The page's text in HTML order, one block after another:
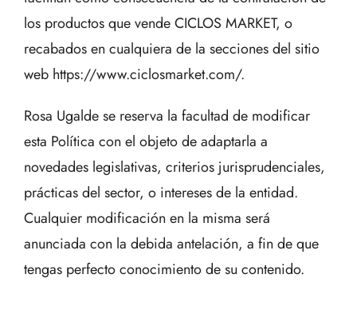
los productos que vende CICLOS MARKET, o
recabados en cualquiera de la secciones del sitio
web https://www.ciclosmarket.com/.
Rosa Ugalde se reserva la facultad de modificar
esta Política con el objeto de adaptarla a
novedades legislativas, criterios jurisprudenciales,
prácticas del sector, o intereses de la entidad.
Cualquier modificación en la misma será
anunciada con la debida antelación, a fin de que
tengas perfecto conocimiento de su contenido.